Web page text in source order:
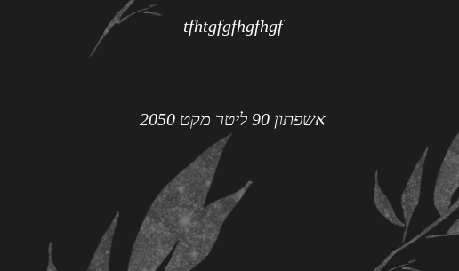
tfhtgfgfhgfhgf
אשפתון 90 ליטר מקט 2050